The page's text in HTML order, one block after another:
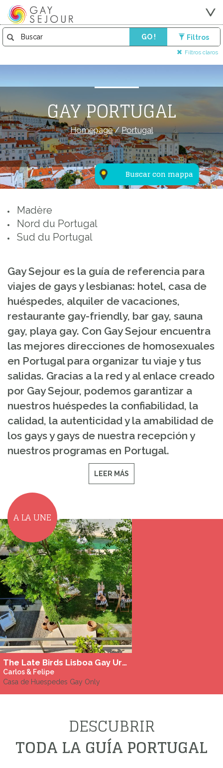
GO ! Filtros
Filtros claros
Buscar con mappa
GAY PORTUGAL
Homepage/Portugal
Madère
Nord du Portugal
Sud du Portugal
Gay Sejour es la guía de referencia para
viajes de gays y lesbianas: hotel, casa de
huéspedes, alquiler de vacaciones,
restaurante gay-friendly, bar gay, sauna
gay, playa gay. Con Gay Sejour encuentra
las mejores direcciones de homosexuales
en Portugal para organizar tu viaje y tus
salidas. Gracias a la red y al enlace creado
por Gay Sejour, podemos garantizar a
nuestros huéspedes la confiabilidad, la
calidad, la autenticidad y la amabilidad de
los gays y gays de nuestra recepción y
nuestros programas en Portugal.
LEER MÁS
A LA UNE
The Late Birds Lisboa Gay Urban Resort
Carlos & Felipe
Casa de Huespedes Gay Only
DESCUBRIR
TODA LA GUÍA PORTUGAL